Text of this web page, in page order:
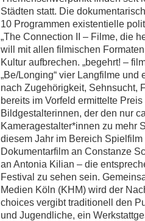
Städten statt. Die
10 Programmen existentielle
„The Connection II – Filme, die
will mit allen filmischen
Kultur aufbrechen. „begehrt! –
„Be/Longing“ vier Langfilme
nach Zugehörigkeit, Sehnsucht,
bereits im Vorfeld ermittelte
Bildgestalterinnen, der den nur
Kameragestalter*innen zu mehr
diesem Jahr im Bereich
Dokumentarfilm an Constanze
an Antonia Kilian – die
Festival zu sehen sein.
Medien Köln (KHM) wird der
choices vergibt traditionell den
und Jugendliche, ein